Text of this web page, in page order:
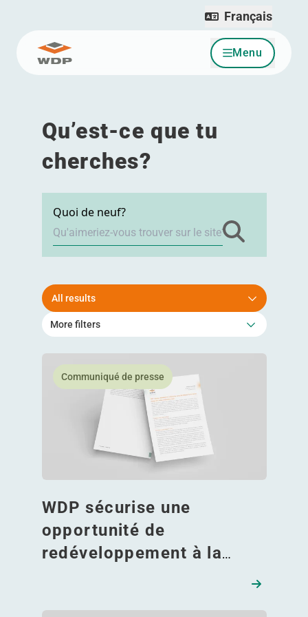
Allez au contenu Menu
Français
Qu’est-ce que tu
cherches?
Quoi de neuf?
All results
More filters
Communiqué de presse
WDP sécurise une
opportunité de
redéveloppement à la